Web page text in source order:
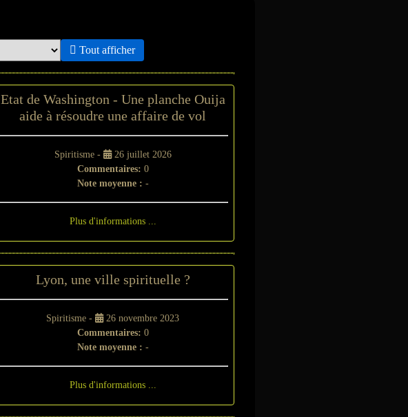
Tout afficher
Etat de Washington - Une planche Ouija
aide à résoudre une affaire de vol
Spiritisme -
26 juillet 2026
Commentaires: 0
Note moyenne : -
Plus d'informations ...
Lyon, une ville spirituelle ?
Spiritisme -
26 novembre 2023
Commentaires: 0
Note moyenne : -
Plus d'informations ...